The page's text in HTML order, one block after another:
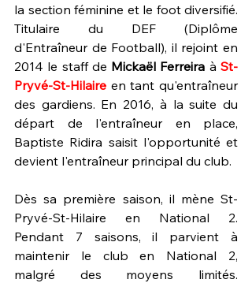
la section féminine et le foot diversifié.
Titulaire du DEF (Diplôme
d'Entraîneur de Football), il rejoint en
2014 le staff de Mickaël Ferreira à St-
Pryvé-St-Hilaire en tant qu'entraîneur
des gardiens. En 2016, à la suite du
départ de l'entraîneur en place,
Baptiste Ridira saisit l'opportunité et
devient l'entraîneur principal du club.
Dès sa première saison, il mène St-
Pryvé-St-Hilaire en National 2.
Pendant 7 saisons, il parvient à
maintenir le club en National 2,
malgré des moyens limités.